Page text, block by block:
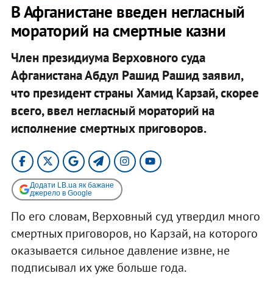
В Афганистане введен негласный
мораторий на смертные казни
Член президиума Верховного суда
Афганистана Абдул Рашид Рашид заявил,
что президент страны Хамид Карзай, скорее
всего, ввел негласный мораторий на
исполнение смертных приговоров.
Додати LB.ua як бажане
джерело в Google
По его словам, Верховный суд утвердил много
смертных приговоров, но Карзай, на которого
оказывается сильное давление извне, не
подписывал их уже больше года.